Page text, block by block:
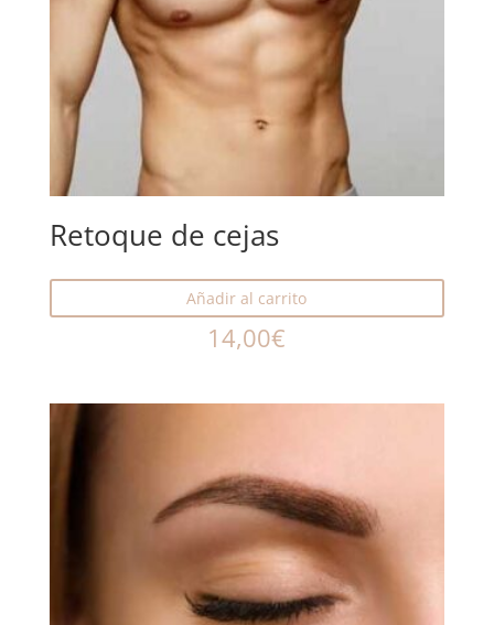
Retoque de cejas
Añadir al carrito
14,00€